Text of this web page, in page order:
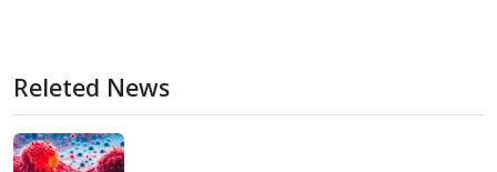
Releted News